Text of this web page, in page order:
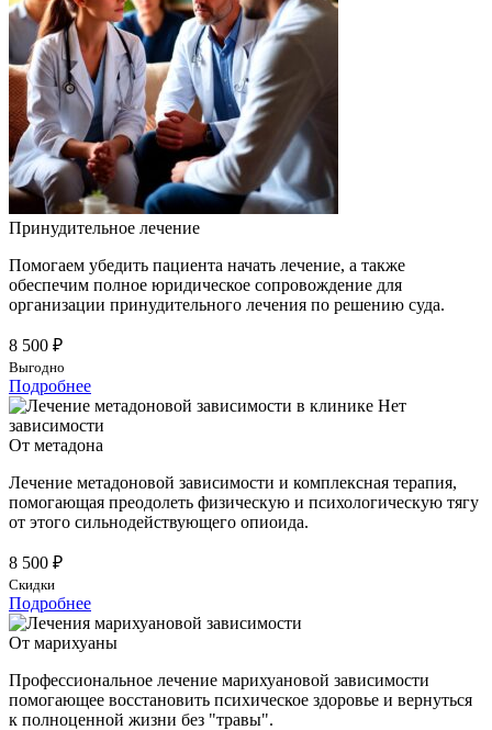
Принудительное лечение
Помогаем убедить пациента начать лечение, а также
обеспечим полное юридическое сопровождение для
организации принудительного лечения по решению суда.
8 500 ₽
Выгодно
Подробнее
От метадона
Лечение метадоновой зависимости и комплексная терапия,
помогающая преодолеть физическую и психологическую тягу
от этого сильнодействующего опиоида.
8 500 ₽
Скидки
Подробнее
От марихуаны
Профессиональное лечение марихуановой зависимости
помогающее восстановить психическое здоровье и вернуться
к полноценной жизни без "травы".